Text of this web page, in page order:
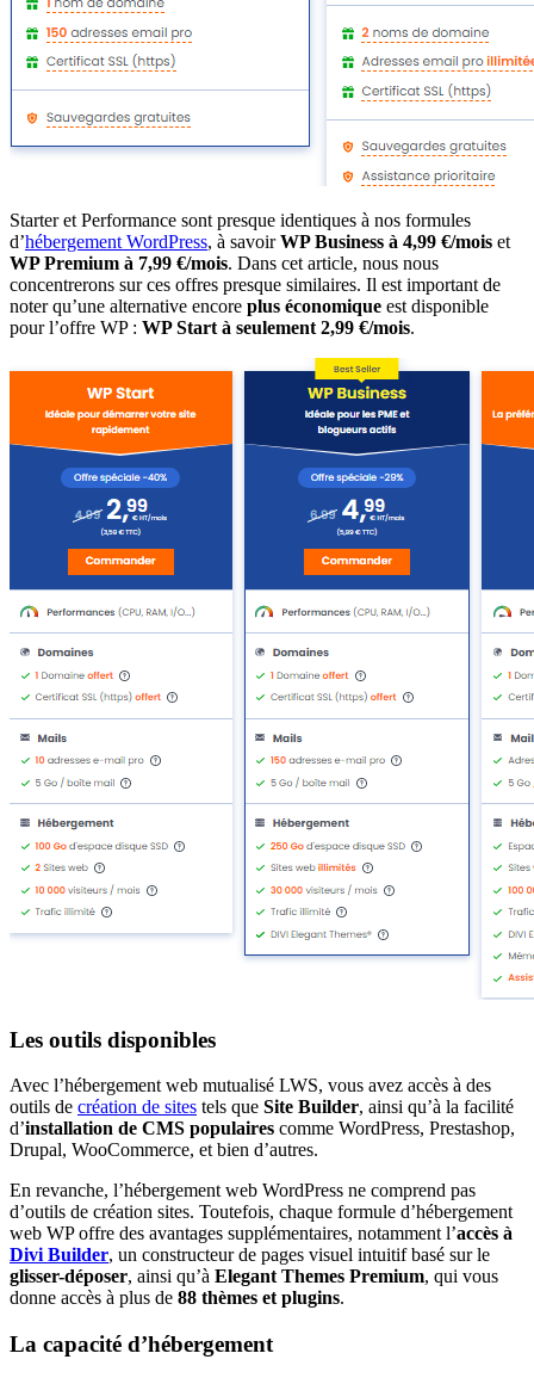
Starter et Performance sont presque identiques à nos formules
d’hébergement WordPress, à savoirWP Business à 4,99 €/mois et
WP Premium à 7,99 €/mois. Dans cet article, nous nous
concentrerons sur ces offres presque similaires. Il est important de
noter qu’une alternative encore plus économique est disponible
pour l’offre WP : WP Start à seulement 2,99 €/mois.
Les outils disponibles
Avec l’hébergement web mutualisé LWS, vous avez accès à des
outils de création de sites tels que Site Builder, ainsi qu’à la facilité
d’installation de CMS populaires comme WordPress, Prestashop,
Drupal, WooCommerce, et bien d’autres.
En revanche, l’hébergement web WordPress ne comprend pas
d’outils de création sites. Toutefois, chaque formule d’hébergement
web WP offre des avantages supplémentaires, notamment l’accès à
Divi Builder, un constructeur de pages visuel intuitif basé sur le
glisser-déposer, ainsi qu’à Elegant Themes Premium, qui vous
donne accès à plus de 88 thèmes et plugins.
La capacité d’hébergement